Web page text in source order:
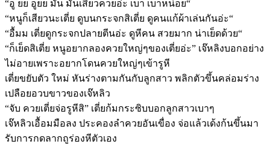
“อู ยย อูยย มัน มันเสียวควยอ่ะ เบา เบาหน่อย“
“หนูก็เสียวนะเตี่ย ดูบนกระจกสิเตี่ย ดูคนแก้ผ้าเล่นกันอ่ะ“
“อื้มม เตี่ยดูกระจกปลายตีนอ่ะ ดูหีคน สวยมาก น่าเย็ดด้วย“
“ก็เย็ดสิเตี่ย หนูอยากลองควยใหญ่ๆของเตี่ยอ่ะ” เจ๊หลิงบอกอย่าง
ไม่อายเพราะอยากโดนควยใหญ่ๆเข้ารูหี
เตี่ยขยับตัว ใหม่ หันร่างตามกันกับลูกสาว พลิกตัวขึ้นคล่อมร่าง
เปลือยอวบขาวของเจ๊หลิว
“จับ ควยเตี่ยจ่อรูหีสิ” เตี่ยก้มกระซิบบอกลูกสาวเบาๆ
เจ๊หลิวเอื้อมมือลง ประคองลำควยอันเขื่อง จ่อแล้วเด้งก้นขึ้นมา
รับการกดลากถูร่องหีตัวเอง